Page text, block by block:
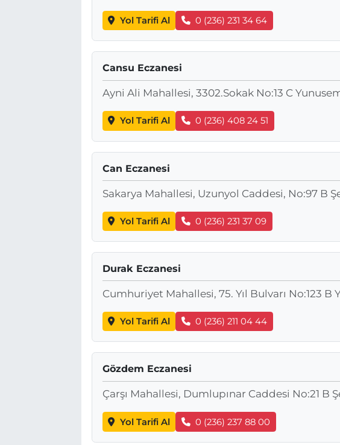
Yol Tarifi Al 0 (236) 231 34 64
Cansu Eczanesi
Ayni Ali Mahallesi, 3302.Sokak No:13 C
Yol Tarifi Al 0 (236) 408 24 51
Can Eczanesi
Sakarya Mahallesi, Uzunyol Caddesi, No:97 B
Yol Tarifi Al 0 (236) 231 37 09
Durak Eczanesi
Cumhuriyet Mahallesi, 75. Yıl Bulvarı No:123 B
Yol Tarifi Al 0 (236) 211 04 44
Gözdem Eczanesi
Çarşı Mahallesi, Dumlupınar Caddesi No:21 B
Yol Tarifi Al 0 (236) 237 88 00